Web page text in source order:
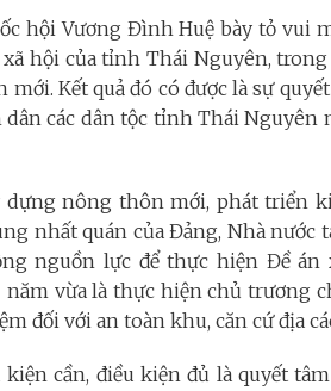
hội Vương Đình Huệ bày tỏ vui
hội của tỉnh Thái Nguyên, trong
Kết quả đó có được là sự
các dân tộc tỉnh Thái
dựng nông thôn mới, phát triển
nhất quán của Đảng, Nhà nước
nguồn lực để thực hiện Đề
vừa là thực hiện chủ trương
đối với an toàn khu, căn cứ địa
cần, điều kiện đủ là quyết